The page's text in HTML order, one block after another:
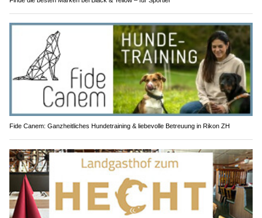
Fide Canem: Ganzheitliches Hundetraining & liebevolle Betreuung in Rikon ZH